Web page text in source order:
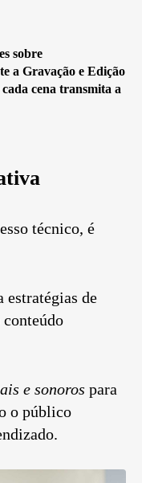
sobre
a Gravação e Edição
cena transmita a
técnico, é
estratégias de
e sonoros para
o público